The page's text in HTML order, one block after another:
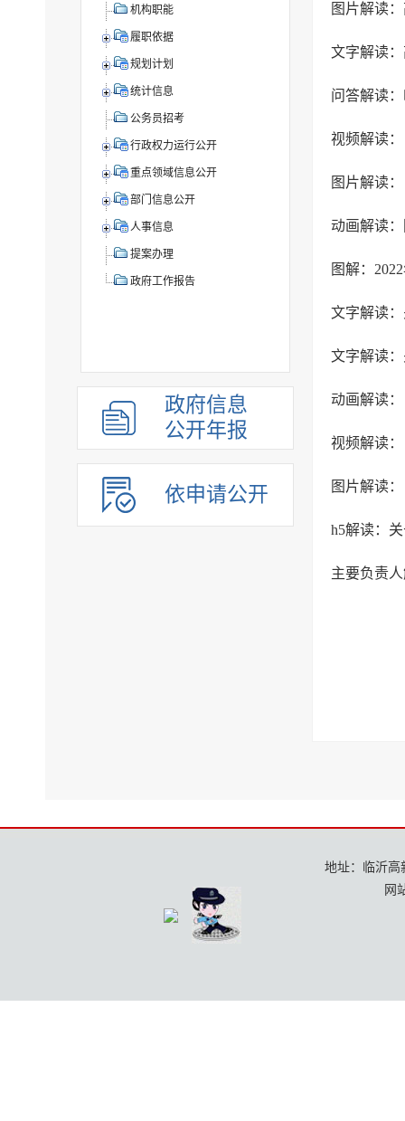
机构职能
履职依据
规划计划
统计信息
公务员招考
行政权力运行公开
重点领域信息公开
部门信息公开
人事信息
提案办理
政府工作报告
政府信息
公开年报
依申请公开
图片解读
文字解读
问答解读
视频解读
图片解读
动画解读
图解：
文字解读
h5解读：
地址：临沂高
网